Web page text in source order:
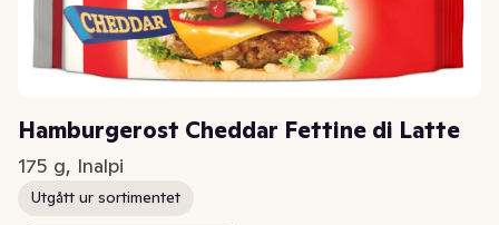
Hamburgerost Cheddar Fettine di Latte
175 g, Inalpi
Utgått ur sortimentet